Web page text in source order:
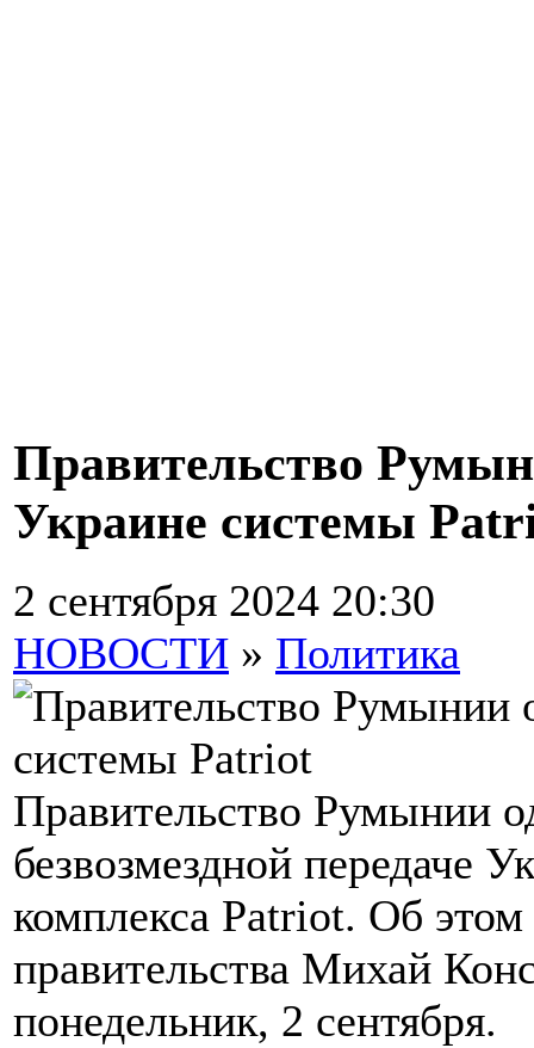
Правительство
Украине системы
2 сентября 2024 20:30
НОВОСТИ » Политика
Правительство Румынии
безвозмездной передаче
комплекса Patriot. Об этом
правительства Михай
понедельник, 2 сентября.